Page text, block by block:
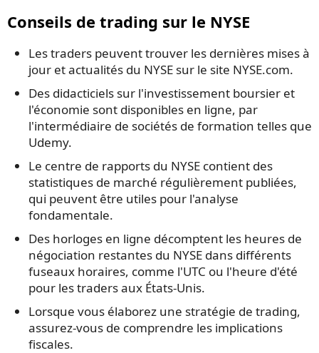
Conseils de trading sur le NYSE
Les traders peuvent trouver les dernières mises à
jour et actualités du NYSE sur le site NYSE.com.
Des didacticiels sur l'investissement boursier et
l'économie sont disponibles en ligne, par
l'intermédiaire de sociétés de formation telles que
Udemy.
Le centre de rapports du NYSE contient des
statistiques de marché régulièrement publiées,
qui peuvent être utiles pour l'analyse
fondamentale.
Des horloges en ligne décomptent les heures de
négociation restantes du NYSE dans différents
fuseaux horaires, comme l'UTC ou l'heure d'été
pour les traders aux États-Unis.
Lorsque vous élaborez une stratégie de trading,
assurez-vous de comprendre les implications
fiscales.